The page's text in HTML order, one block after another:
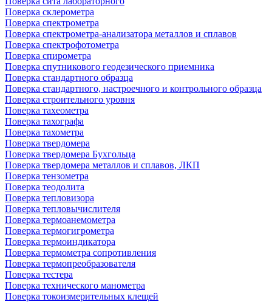
Поверка склерометра
Поверка спектрометра
Поверка спектрометра-анализатора металлов и сплавов
Поверка спектрофотометра
Поверка спирометра
Поверка спутникового геодезического приемника
Поверка стандартного образца
Поверка стандартного, настроечного и контрольного образца
Поверка строительного уровня
Поверка тахеометра
Поверка тахографа
Поверка тахометра
Поверка твердомера
Поверка твердомера Бухгольца
Поверка твердомера металлов и сплавов, ЛКП
Поверка тензометра
Поверка теодолита
Поверка тепловизора
Поверка тепловычислителя
Поверка термоанемометра
Поверка термогигрометра
Поверка термоиндикатора
Поверка термометра сопротивления
Поверка термопреобразователя
Поверка тестера
Поверка технического манометра
Поверка токоизмерительных клещей